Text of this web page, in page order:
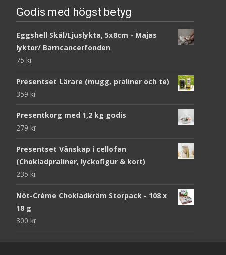
Godis med högst betyg
Eggshell Skål/Ljuslykta, 5x8cm - Majas
lyktor/ Barncancerfonden
75 kr
Presentset Lärare (mugg, praliner och te)
359 kr
Presentkorg med 1,2 kg godis
279 kr
Presentset Vänskap i cellofan
(Chokladpraliner, lyckofigur & kort)
235 kr
Nöt-Créme Chokladkräm Storpack - 108 x
18 g
300 kr